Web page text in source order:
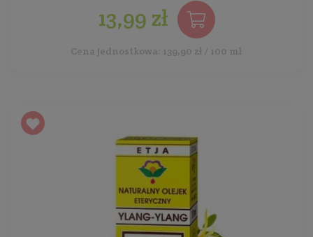
13,99 zł
Cena jednostkowa: 139,90 zł / 100 ml